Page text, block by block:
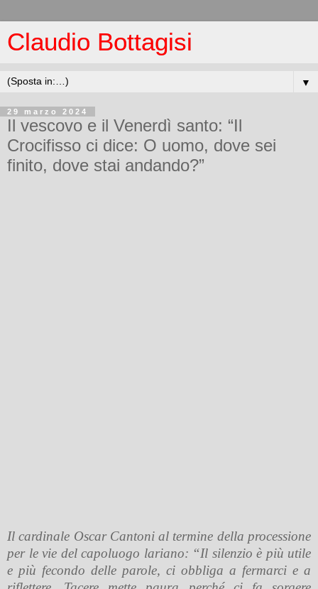
Claudio Bottagisi
▼
29 marzo 2024
Il vescovo e il Venerdì santo: “Il
Crocifisso ci dice: O uomo, dove sei
finito, dove stai andando?”
Il cardinale Oscar Cantoni al termine della processione
per le vie del capoluogo lariano: “Il silenzio è più utile
e più fecondo delle parole, ci obbliga a fermarci e a